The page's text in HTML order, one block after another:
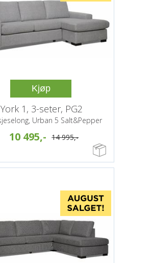
Kjøp
York 1, 3-seter, PG2
Urban 5 Salt&Pepper
10 495,- 14 995,-